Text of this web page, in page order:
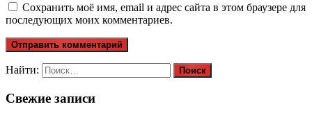
Сохранить моё имя, email и адрес сайта в этом браузере для
последующих моих комментариев.
Найти:
Свежие записи